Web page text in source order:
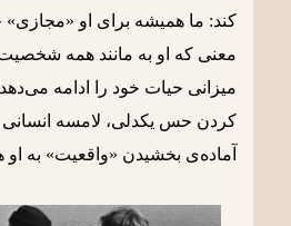
کند: ما همیشه برای او «مجازی»
معنی که او به مانند همه
میزانی حیات خود را ادامه
کردن حس یکدلی، لامسه
آماده‌ی بخشیدن «واقعیت» به او